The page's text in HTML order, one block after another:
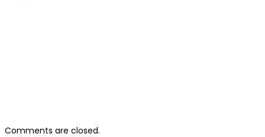
Comments are closed.